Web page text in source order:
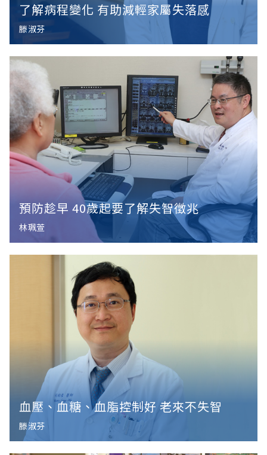
了解病程變化 有助減輕家屬失落感
滕淑芬
預防趁早 40歲起要了解失智徵兆
林珮萱
血壓、血糖、血脂控制好 老來不失智
滕淑芬